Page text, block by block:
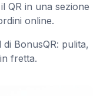
QR in una sezione
online.
BonusQR: pulita,
fretta.